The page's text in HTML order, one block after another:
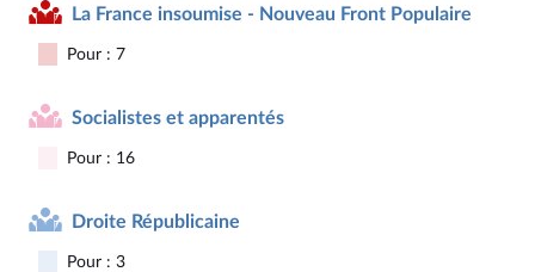
La France insoumise - Nouveau Front Populaire
Pour : 7
Socialistes et apparentés
Pour : 16
Droite Républicaine
Pour : 3